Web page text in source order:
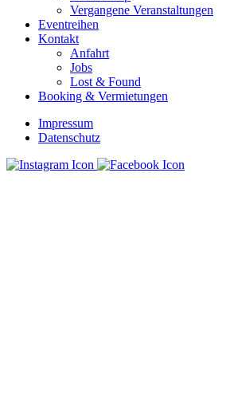
Vergangene Veranstaltungen
Eventreihen
Kontakt
Anfahrt
Jobs
Lost & Found
Booking & Vermietungen
Impressum
Datenschutz